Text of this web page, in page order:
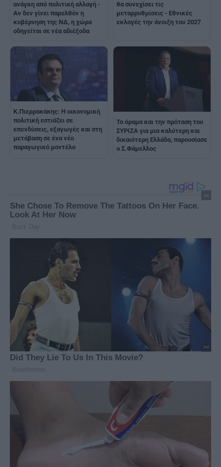
ανάγκη από πολιτική αλλαγή -
Αν δεν γίνει παρελθόν η
κυβέρνηση της ΝΔ, η χώρα
οδηγείται σε νέα αδιέξοδα
θα συνεχίσει τις
μεταρρυθμίσεις - Εθνικές
εκλογές την άνοιξη του 2027
Κ.Πιερρακάκης: Η οικονομική
πολιτική εστιάζει σε
επενδύσεις, εξαγωγές και στη
μετάβαση σε ένα νέο
παραγωγικό μοντέλο
To όραμα και την πρόταση του
ΣΥΡΙΖΑ για μια καλύτερη και
δικαιότερη Ελλάδα, παρουσίασε
ο Σ.Φάμελλος